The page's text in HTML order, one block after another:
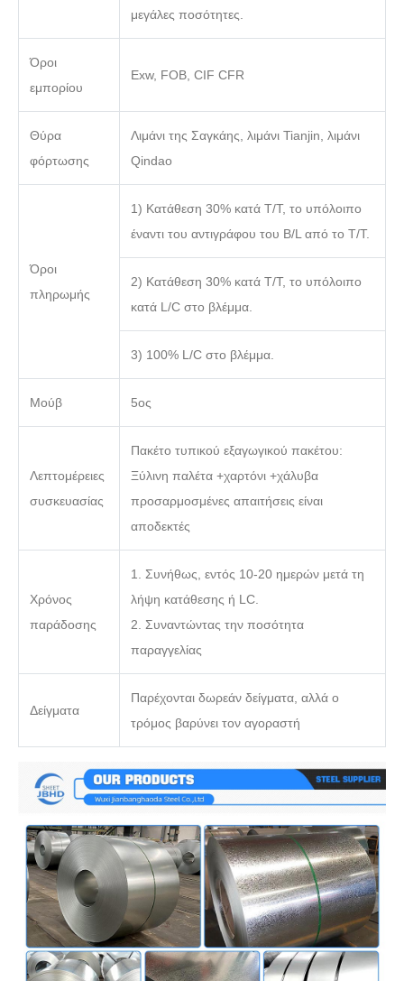
μεγάλες ποσότητες.
Όροι
εμπορίου
Exw, FOB, CIF CFR
Θύρα
φόρτωσης
Λιμάνι της Σαγκάης, λιμάνι Tianjin, λιμάνι
Qindao
Όροι
πληρωμής
1) Κατάθεση 30% κατά T/T, το υπόλοιπο
έναντι του αντιγράφου του B/L από το T/T.
2) Κατάθεση 30% κατά T/T, το υπόλοιπο
κατά L/C στο βλέμμα.
3) 100% L/C στο βλέμμα.
Μούβ 5ος
Λεπτομέρειες
συσκευασίας
Πακέτο τυπικού εξαγωγικού πακέτου:
Ξύλινη παλέτα +χαρτόνι +χάλυβα
προσαρμοσμένες απαιτήσεις είναι
αποδεκτές
Χρόνος
παράδοσης
1. Συνήθως, εντός 10-20 ημερών μετά τη
λήψη κατάθεσης ή LC.
2. Συναντώντας την ποσότητα
παραγγελίας
Δείγματα
Παρέχονται δωρεάν δείγματα, αλλά ο
τρόμος βαρύνει τον αγοραστή